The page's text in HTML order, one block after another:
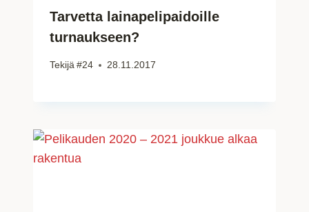
Tarvetta lainapelipaidoille
turnaukseen?
Tekijä #24 28.11.2017